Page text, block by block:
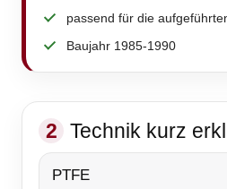
passend für die
Baujahr 1985-1990
2 Technik kurz
PTFE